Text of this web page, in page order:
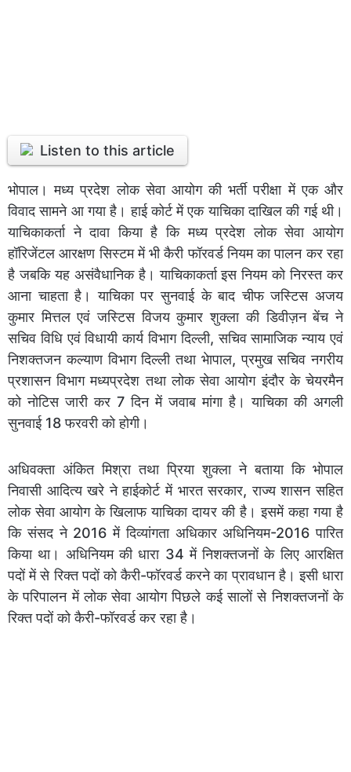
Listen to this article
भोपाल। मध्य प्रदेश लोक सेवा आयोग की भर्ती परीक्षा में एक और
विवाद सामने आ गया है। हाई कोर्ट में एक याचिका दाखिल की गई थी।
याचिकाकर्ता ने दावा किया है कि मध्य प्रदेश लोक सेवा आयोग
हॉरिजेंटल आरक्षण सिस्टम में भी कैरी फॉरवर्ड नियम का पालन कर रहा
है जबकि यह असंवैधानिक है। याचिकाकर्ता इस नियम को निरस्त कर
आना चाहता है। याचिका पर सुनवाई के बाद चीफ जस्टिस अजय
कुमार मित्तल एवं जस्टिस विजय कुमार शुक्ला की डिवीज़न बेंच ने
सचिव विधि एवं विधायी कार्य विभाग दिल्ली, सचिव सामाजिक न्याय एवं
निशक्तजन कल्याण विभाग दिल्ली तथा भेापाल, प्रमुख सचिव नगरीय
प्रशासन विभाग मध्यप्रदेश तथा लोक सेवा आयोग इंदौर के चेयरमैन
को नोटिस जारी कर 7 दिन में जवाब मांगा है। याचिका की अगली
सुनवाई 18 फरवरी को होगी।
अधिवक्ता अंकित मिश्रा तथा प्रिया शुक्ला ने बताया कि भोपाल
निवासी आदित्य खरे ने हाईकोर्ट में भारत सरकार, राज्य शासन सहित
लोक सेवा आयोग के खिलाफ याचिका दायर की है। इसमें कहा गया है
कि संसद ने 2016 में दिव्यांगता अधिकार अधिनियम-2016 पारित
किया था। अधिनियम की धारा 34 में निशक्तजनों के लिए आरक्षित
पदों में से रिक्त पदों को कैरी-फॉरवर्ड करने का प्रावधान है। इसी धारा
के परिपालन में लोक सेवा आयोग पिछले कई सालों से निशक्तजनों के
रिक्त पदों को कैरी-फॉरवर्ड कर रहा है।